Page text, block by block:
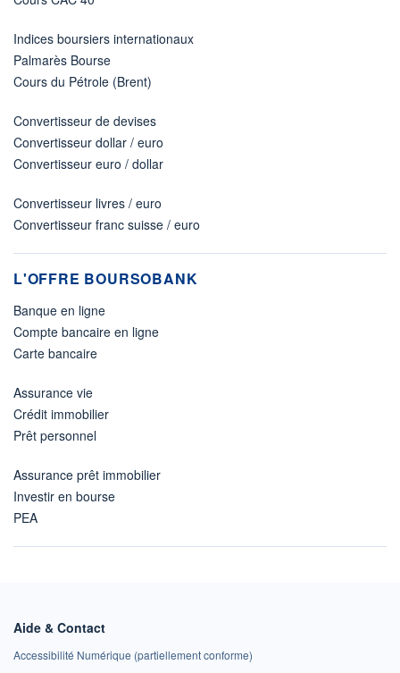
Indices boursiers internationaux
Palmarès Bourse
Cours du Pétrole (Brent)
Convertisseur de devises
Convertisseur dollar / euro
Convertisseur euro / dollar
Convertisseur livres / euro
Convertisseur franc suisse / euro
L'OFFRE BOURSOBANK
Banque en ligne
Compte bancaire en ligne
Carte bancaire
Assurance vie
Crédit immobilier
Prêt personnel
Assurance prêt immobilier
Investir en bourse
PEA
Aide & Contact
Accessibilité Numérique (partiellement conforme)